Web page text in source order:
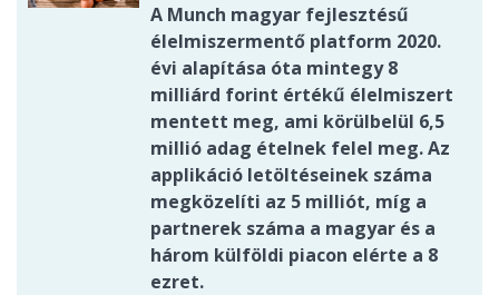
A Munch magyar fejlesztésű
élelmiszermentő platform 2020.
évi alapítása óta mintegy 8
milliárd forint értékű élelmiszert
mentett meg, ami körülbelül 6,5
millió adag ételnek felel meg. Az
applikáció letöltéseinek száma
megközelíti az 5 milliót, míg a
partnerek száma a magyar és a
három külföldi piacon elérte a 8
ezret.